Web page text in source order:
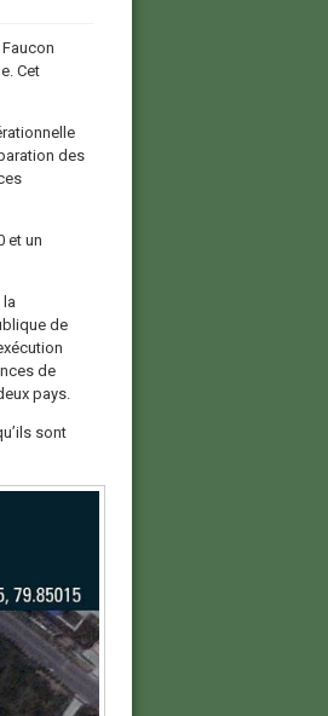
Cet
des
et un
de
de
pays.
sont